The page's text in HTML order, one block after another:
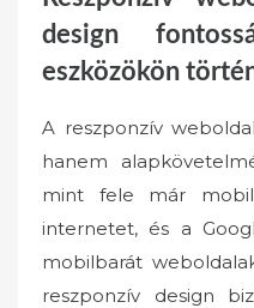
design
eszközökön
A reszponzív
hanem
mint fele már
internetet, és a
mobilbarát
reszponzív design